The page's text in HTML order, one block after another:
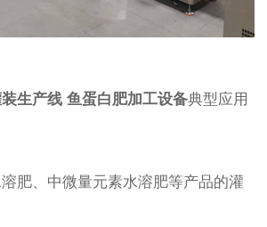
生产线 鱼蛋白肥加工设备典型应用
肥、中微量元素水溶肥等产品的灌